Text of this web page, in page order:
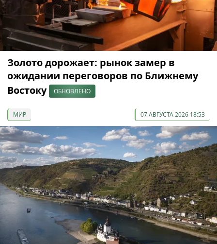
Золото дорожает: рынок замер в
ожидании переговоров по Ближнему
Востоку
ОБНОВЛЕНО
МИР 07 АВГУСТА 2026 18:53